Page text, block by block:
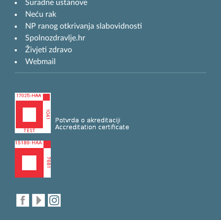
Suradne ustanove
Neću rak
NP ranog otkrivanja slabovidnosti
Spolnozdravlje.hr
Živjeti zdravo
Webmail